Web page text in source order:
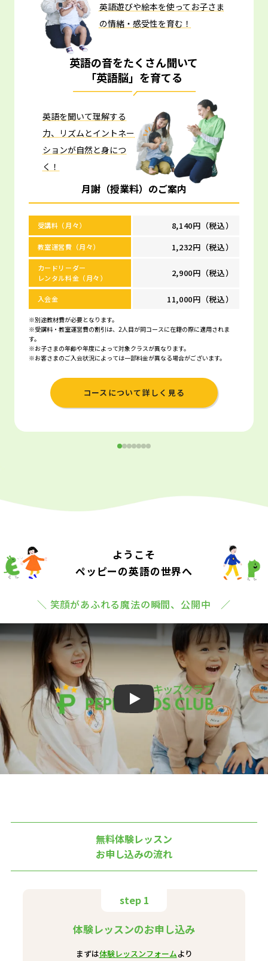
英語遊びや絵本を使ってお子さま
の情緒・感受性を育む！
英語の音をたくさん聞いて
「英語脳」を育てる
英語を聞いて理解する
力、リズムとイントネー
ションが自然と身につ
く！
月謝（授業料）のご案内
受講料（月々） 8,140円（税込）
教室運営費（月々） 1,232円（税込）
カードリーダー
レンタル料金（月々）
2,900円（税込）
入会金 11,000円（税込）
※別途教材費が必要となります。
※受講料・教室運営費の割引は、2人目が同コースに在籍の際に適用されま
す。
※お子さまの年齢や年度によって対象クラスが異なります。
※お客さまのご入会状況によっては一部料金が異なる場合がございます。
コースについて詳しく見る
ようこそ
ペッピーの英語の世界へ
＼ 笑顔があふれる魔法の瞬間、公開中 ／
Play
無料体験レッスン
お申し込みの流れ
step 1
体験レッスンのお申し込み
まずは体験レッスンフォームより